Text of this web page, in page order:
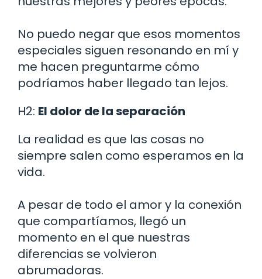
No puedo negar que esos momentos
especiales siguen resonando en mí y
me hacen preguntarme cómo
podríamos haber llegado tan lejos.
H2: El dolor de la separación
La realidad es que las cosas no
siempre salen como esperamos en la
vida.
A pesar de todo el amor y la conexión
que compartíamos, llegó un
momento en el que nuestras
diferencias se volvieron
abrumadoras.